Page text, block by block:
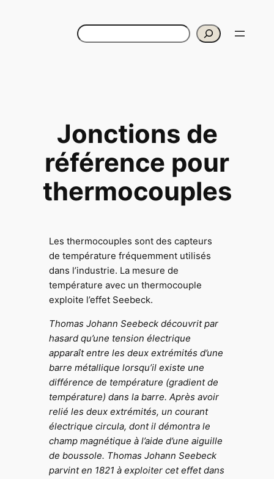
Rechercher
Jonctions de
référence pour
thermocouples
Les thermocouples sont des capteurs
de température fréquemment utilisés
dans l’industrie. La mesure de
température avec un thermocouple
exploite l’effet Seebeck.
Thomas Johann Seebeck découvrit par
hasard qu’une tension électrique
apparaît entre les deux extrémités d’une
barre métallique lorsqu’il existe une
différence de température (gradient de
température) dans la barre. Après avoir
relié les deux extrémités, un courant
électrique circula, dont il démontra le
champ magnétique à l’aide d’une aiguille
de boussole. Thomas Johann Seebeck
parvint en 1821 à exploiter cet effet dans